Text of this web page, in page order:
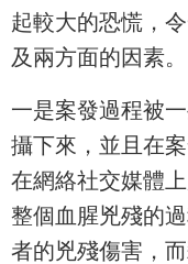
起較大的恐慌，
及兩方面的因素。
一是案發過程被
攝下來，並且在
在網絡社交媒體
整個血腥兇殘的
者的兇殘傷害，